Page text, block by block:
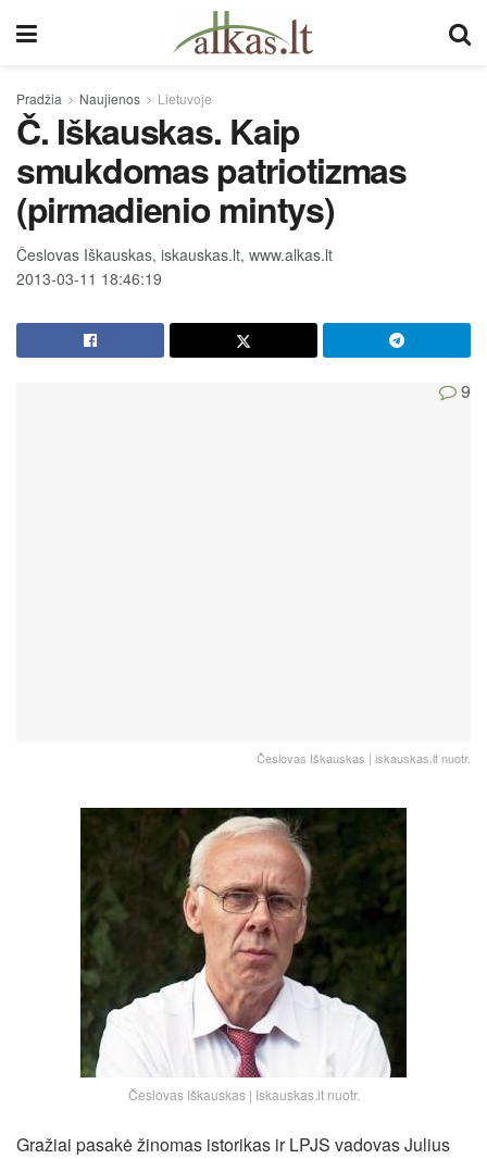
Pradžia Naujienos Lietuvoje
Č. Iškauskas. Kaip
smukdomas patriotizmas
(pirmadienio mintys)
Česlovas Iškauskas, iskauskas.lt, www.alkas.lt
2013-03-11 18:46:19
9
Česlovas Iškauskas | iskauskas.lt nuotr.
Česlovas Iškauskas | Iskauskas.lt nuotr.
Gražiai pasakė žinomas istorikas ir LPJS vadovas Julius